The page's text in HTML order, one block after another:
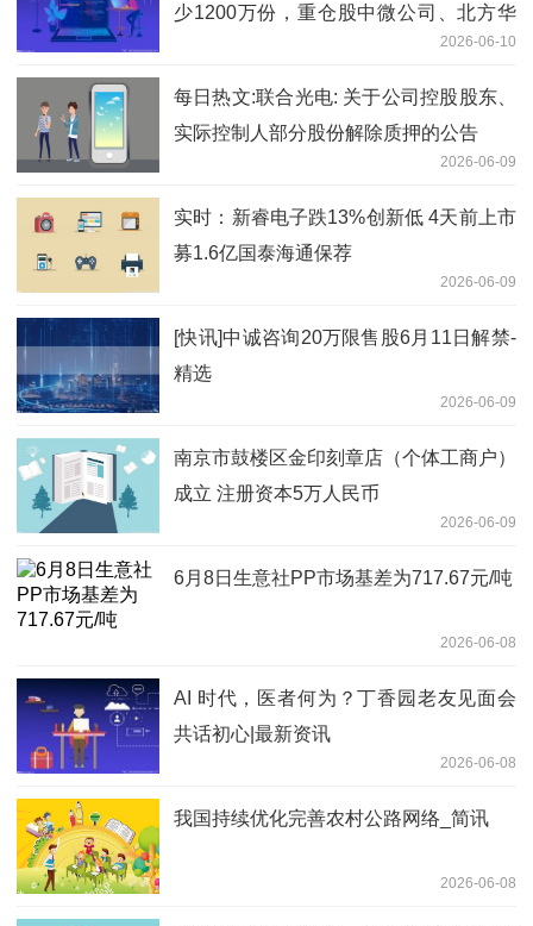
少1200万份，重仓股中微公司、北方华
2026-06-10
每日热文:联合光电: 关于公司控股股东、
实际控制人部分股份解除质押的公告
2026-06-09
实时：新睿电子跌13%创新低 4天前上市
募1.6亿国泰海通保荐
2026-06-09
[快讯]中诚咨询20万限售股6月11日解禁-
精选
2026-06-09
南京市鼓楼区金印刻章店（个体工商户）
成立 注册资本5万人民币
2026-06-09
6月8日生意社PP市场基差为717.67元/吨
2026-06-08
AI 时代，医者何为？丁香园老友见面会
共话初心|最新资讯
2026-06-08
我国持续优化完善农村公路网络_简讯
2026-06-08